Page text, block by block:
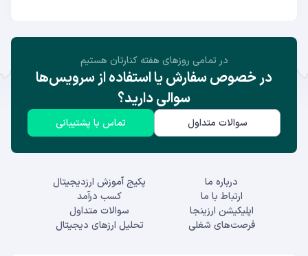
در تمامی روز‌های هفته کنارتان هستیم
در خصوص سفارش یا استفاده از سرویس‌ها
سوالی دارید؟
سوالات متداول تماس با پشتیبانی
درباره ما
ارتباط با ما
اپلیکیشن ارزینجا
فرصت‌های شغلی
پکیج آموزش ارزدیجیتال
کسب درآمد
سوالات متداول
تحلیل ارزهای دیجیتال